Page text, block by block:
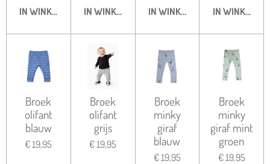
IN WINKELWAGENIN WINKELWAGENIN WINKELWAGEN
IN
Broek
olifant
blauw
€ 19,95
Broek
olifant
grijs
€ 19,95
Broek
minky
giraf
blauw
€ 19,95
Broek
minky
giraf mint
groen
€ 19,95